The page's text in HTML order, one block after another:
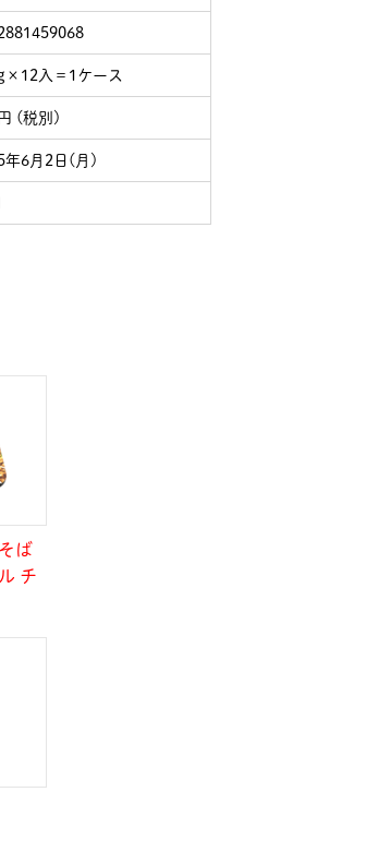
入＝1ケース
(税別)
年6月2日(月)
ば
チ